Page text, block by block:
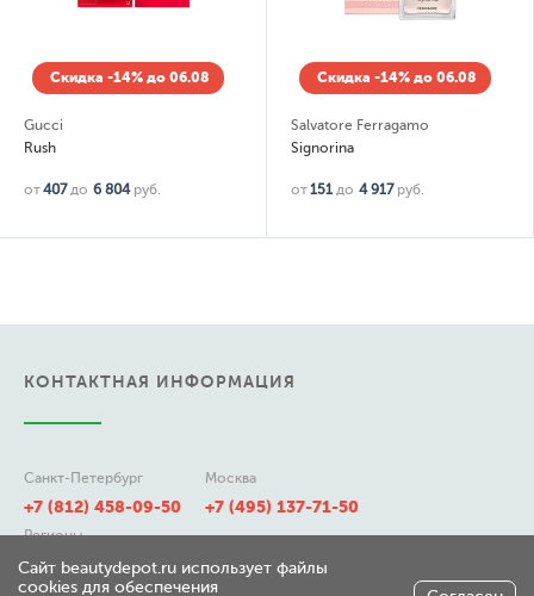
Скидка -14% до 06.08
Gucci
Rush
от407 до 6 804 руб.
Скидка -14% до 06.08
Salvatore Ferragamo
Signorina
от151 до 4 917 руб.
КОНТАКТНАЯ ИНФОРМАЦИЯ
Санкт-Петербург
+7 (812) 458-09-50
Москва
+7 (495) 137-71-50
Регионы
8 (800) 511-21-50
Сайт beautydepot.ru использует файлы
cookies для обеспечения